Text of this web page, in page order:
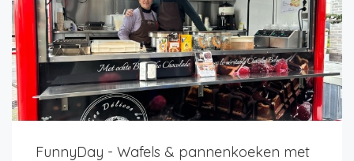
FunnyDay - Wafels & pannenkoeken met